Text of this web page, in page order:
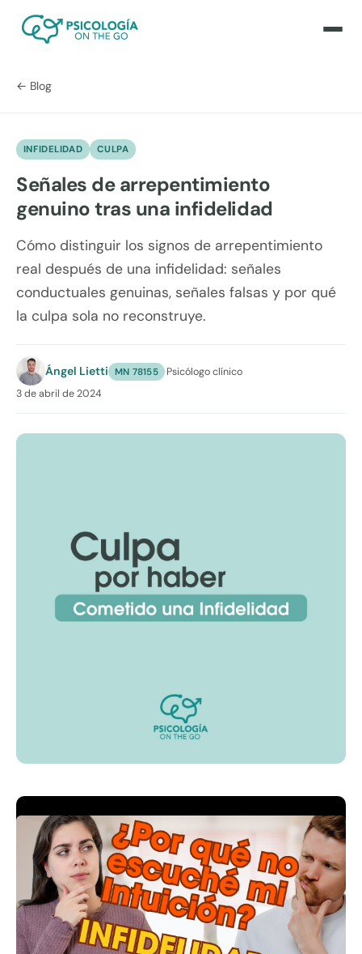
← Blog
INFIDELIDAD CULPA
Señales de arrepentimiento
genuino tras una infidelidad
Cómo distinguir los signos de arrepentimiento
real después de una infidelidad: señales
conductuales genuinas, señales falsas y por qué
la culpa sola no reconstruye.
Ángel Lietti MN 78155 ·Psicólogo clínico
3 de abril de 2024